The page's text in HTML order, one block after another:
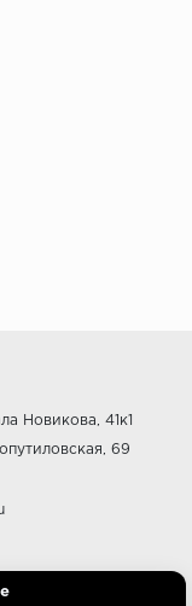
Новикова, 41к1
69